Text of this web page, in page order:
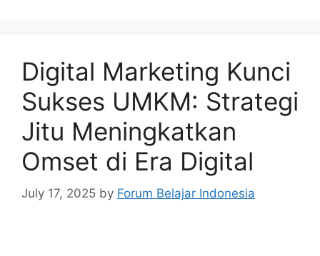
Digital Marketing Kunci
Sukses UMKM: Strategi
Jitu Meningkatkan
Omset di Era Digital
July 17, 2025 by Forum Belajar Indonesia